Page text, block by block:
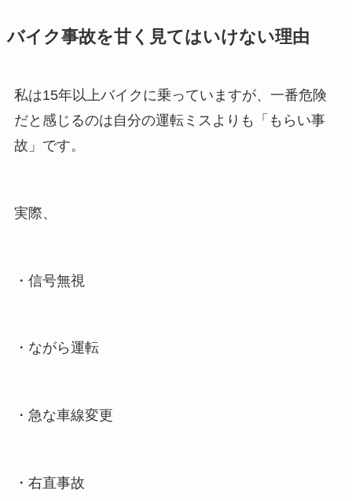
バイク事故を甘く見てはいけない理由
私は15年以上バイクに乗っていますが、一番危険
だと感じるのは自分の運転ミスよりも「もらい事
故」です。
実際、
・信号無視
・ながら運転
・急な車線変更
・右直事故